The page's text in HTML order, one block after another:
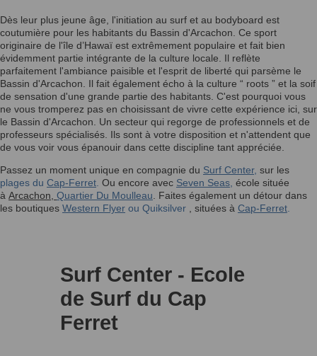
Dès leur plus jeune âge, l'initiation au surf et au bodyboard est
coutumière pour les habitants du Bassin d'Arcachon. Ce sport
originaire de l'île d’Hawaï est extrêmement populaire et fait bien
évidemment partie intégrante de la culture locale. Il reflète
parfaitement l'ambiance paisible et l'esprit de liberté qui parsème le
Bassin d'Arcachon. Il fait également écho à la culture “ roots ” et la soif
de sensation d'une grande partie des habitants. C'est pourquoi vous
ne vous tromperez pas en choisissant de vivre cette expérience ici, sur
le Bassin d'Arcachon. Un secteur qui regorge de professionnels et de
professeurs spécialisés. Ils sont à votre disposition et n'attendent que
de vous voir vous épanouir dans cette discipline tant appréciée.
Passez un moment unique en compagnie du Surf Center, sur les
plages du Cap-Ferret Ou encore avec Seven Seas école située
à Arcachon, Quartier Du Moulleau . Faites également un détour dans
les boutiques Western Flyer ou Quiksilver , situées à Cap-Ferret
Surf Center - Ecole
de Surf du Cap
Ferret